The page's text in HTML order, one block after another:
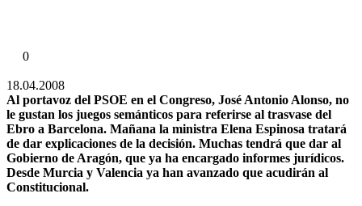
0
18.04.2008
Al portavoz del PSOE en el Congreso, José Antonio Alonso, no
le gustan los juegos semánticos para referirse al trasvase del
Ebro a Barcelona. Mañana la ministra Elena Espinosa tratará
de dar explicaciones de la decisión. Muchas tendrá que dar al
Gobierno de Aragón, que ya ha encargado informes jurídicos.
Desde Murcia y Valencia ya han avanzado que acudirán al
Constitucional.